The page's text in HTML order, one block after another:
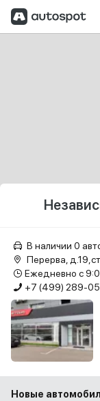
В наличии 0
Перерва,
Ежедневно с
+7 (499) 289-
Новые